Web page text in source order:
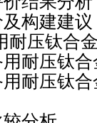
建建议
压钛合
压钛合
压钛合